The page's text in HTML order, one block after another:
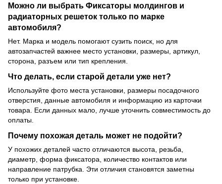
Можно ли выбрать Фиксаторы молдингов и
радиаторных решеток только по марке
автомобиля?
Нет. Марка и модель помогают сузить поиск, но для
автозапчастей важнее место установки, размеры, артикул,
сторона, разъем или тип крепления.
Что делать, если старой детали уже нет?
Используйте фото места установки, размеры посадочного
отверстия, данные автомобиля и информацию из карточки
товара. Если данных мало, лучше уточнить совместимость до
оплаты.
Почему похожая деталь может не подойти?
У похожих деталей часто отличаются высота, резьба,
диаметр, форма фиксатора, количество контактов или
направление патрубка. Эти отличия становятся заметны
только при установке.